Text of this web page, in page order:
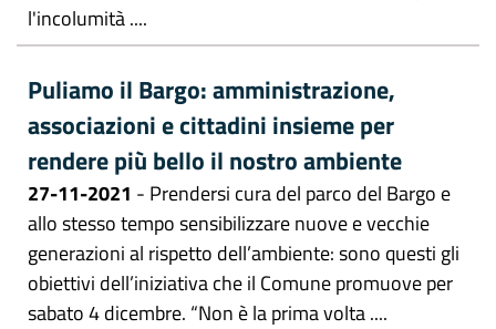
l'incolumità ....
Puliamo il Bargo: amministrazione,
associazioni e cittadini insieme per
rendere più bello il nostro ambiente
27-11-2021 - Prendersi cura del parco del Bargo e
allo stesso tempo sensibilizzare nuove e vecchie
generazioni al rispetto dell’ambiente: sono questi gli
obiettivi dell’iniziativa che il Comune promuove per
sabato 4 dicembre. “Non è la prima volta ....